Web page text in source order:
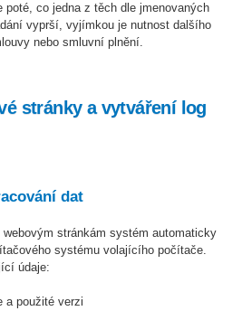
poté, co jedna z těch dle jmenovaných
vyprší, vyjímkou je nutnost dalšího
nebo smluvní plnění.
stránky a vytváření log
dat
stránkám systém automaticky
systému volajícího počítače.
údaje:
a použité verzi